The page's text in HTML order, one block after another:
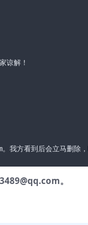
谅解！
我方看到后会立马删除，
。